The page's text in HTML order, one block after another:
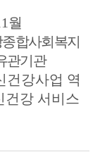
월
합사회복지
관기관
건강사업 역
건강 서비스